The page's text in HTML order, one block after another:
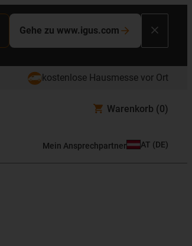
Gehe zu www.igus.com
kostenlose Hausmesse vor Ort
Warenkorb (0)
Mein Ansprechpartner AT (DE)